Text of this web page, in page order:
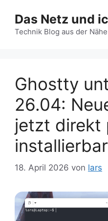
Inhalt
springen
Das Netz und
Technik Blog aus der
Ghostty
26.04:
jetzt direkt
installierbar
18. April 2026 von lars